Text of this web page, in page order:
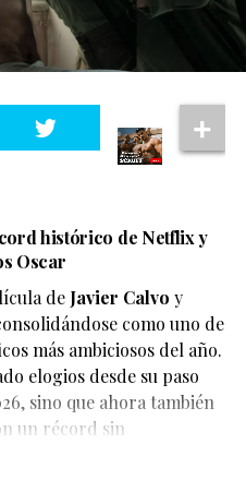
Marvel Studios realizó
histórico de Netflix y
Oscar
de Javier Calvo y
como uno de
más ambiciosos del año.
elogios desde su paso
sino que ahora también
un récord sin